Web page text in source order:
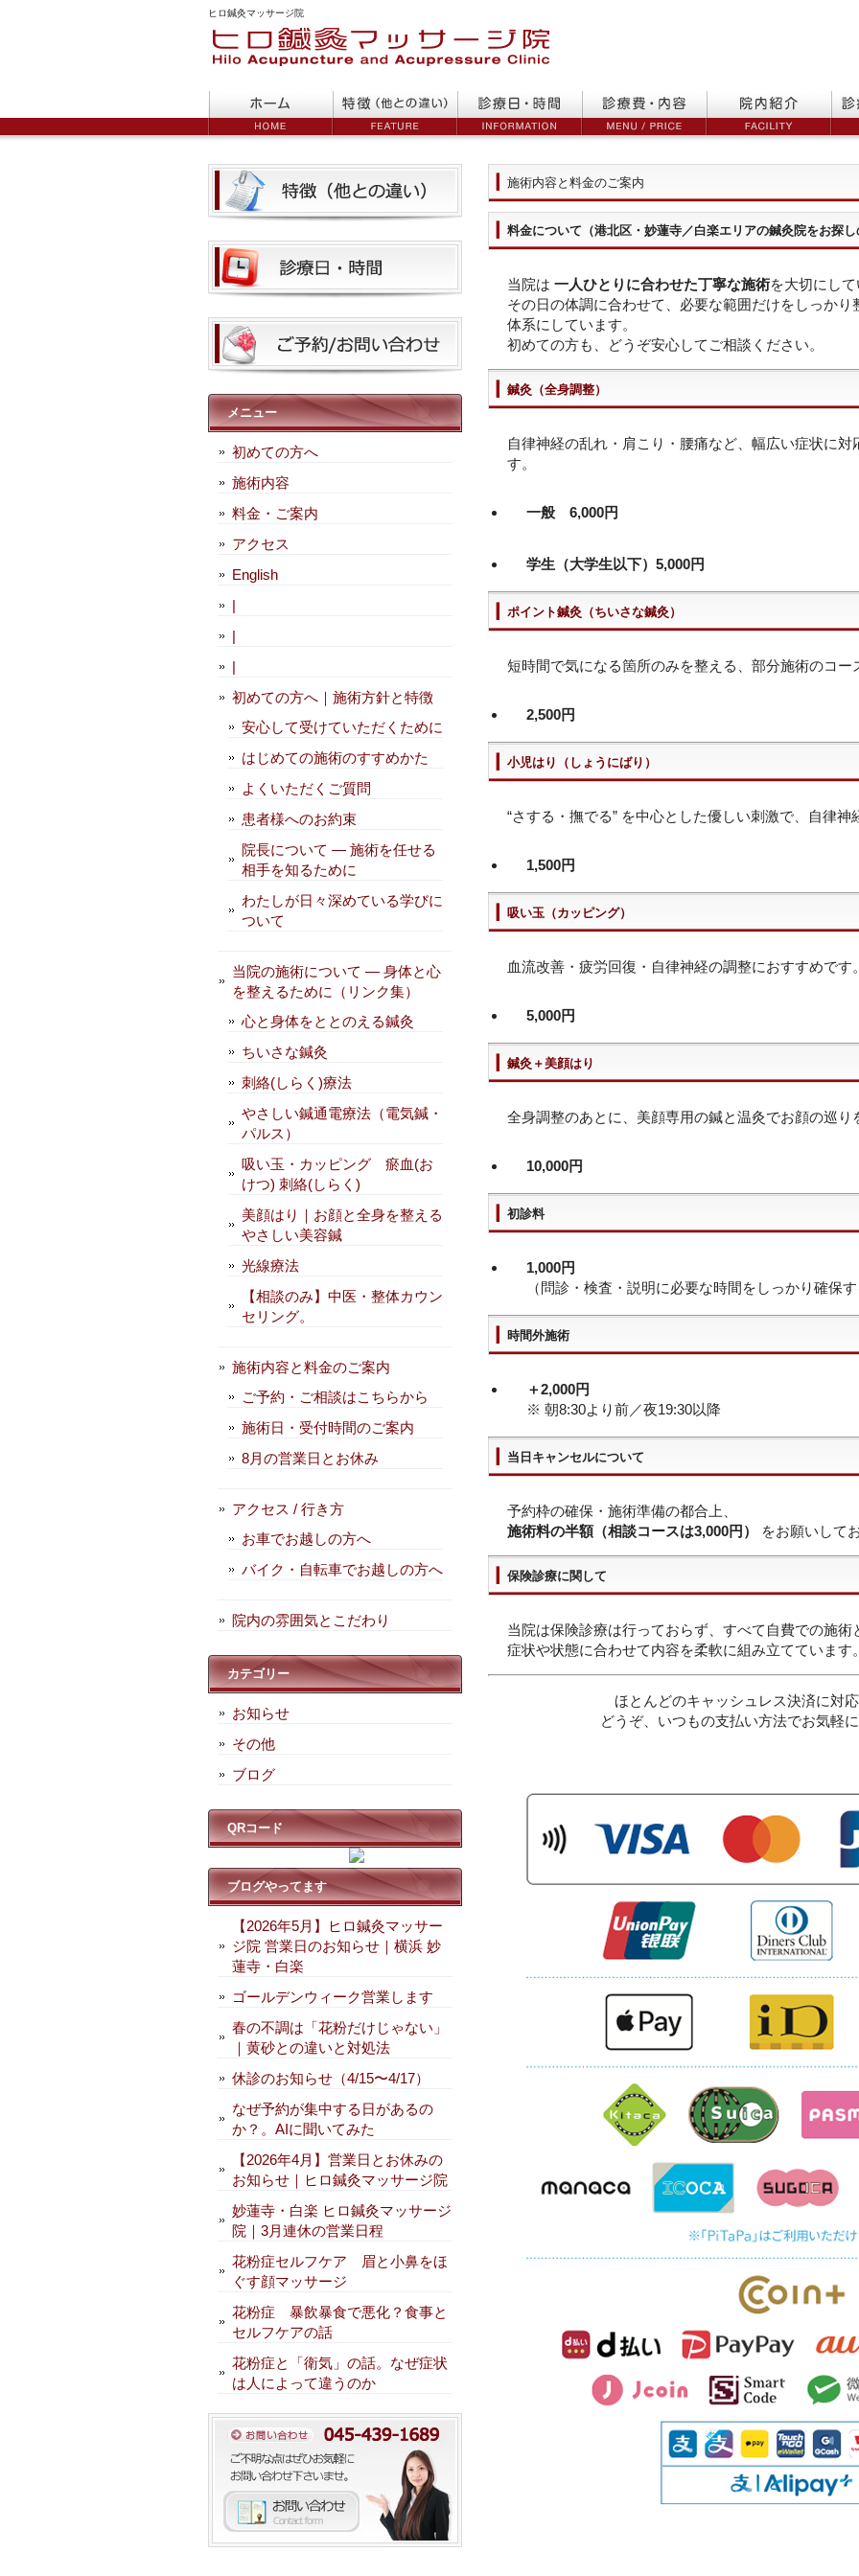
ヒロ鍼灸マッサージ院
施術内容と料金のご案内
料金について（港北区・妙蓮寺／白楽エリアの鍼灸院をお探し
当院は 一人ひとりに合わせた丁寧な施術を大切にして
その日の体調に合わせて、必要な範囲だけをしっか
体系にしています。
初めての方も、どうぞ安心してご相談ください。
鍼灸（全身調整）
自律神経の乱れ・肩こり・腰痛など、幅広い症状に
す。
一般 6,000円
学生（大学生以下）5,000円
ポイント鍼灸（ちいさな鍼灸）
短時間で気になる箇所のみを整える、部分施術のコー
2,500円
小児はり（しょうにばり）
“さする・撫でる” を中心とした優しい刺激で、自律神
1,500円
吸い玉（カッピング）
血流改善・疲労回復・自律神経の調整におすすめです。
5,000円
鍼灸＋美顔はり
全身調整のあとに、美顔専用の鍼と温灸でお顔の巡り
10,000円
初診料
1,000円
（問診・検査・説明に必要な時間をしっかり確保す
時間外施術
＋2,000円
※ 朝8:30より前／夜19:30以降
当日キャンセルについて
予約枠の確保・施術準備の都合上、
施術料の半額（相談コースは3,000円）
をお願いして
保険診療に関して
当院は保険診療は行っておらず、すべて自費での施術
症状や状態に合わせて内容を柔軟に組み立てています。
ほとんどのキャッシュレス決済に対応
どうぞ、いつもの支払い方法でお気軽に
メニュー
初めての方へ
施術内容
料金・ご案内
アクセス
English
|
|
|
初めての方へ｜施術方針と特徴
安心して受けていただくために
はじめての施術のすすめかた
よくいただくご質問
患者様へのお約束
院長について — 施術を任せる
相手を知るために
わたしが日々深めている学びに
ついて
当院の施術について — 身体と心
を整えるために（リンク集）
心と身体をととのえる鍼灸
ちいさな鍼灸
刺絡(しらく)療法
やさしい鍼通電療法（電気鍼・
パルス）
吸い玉・カッピング 瘀血(お
けつ) 刺絡(しらく)
美顔はり｜お顔と全身を整える
やさしい美容鍼
光線療法
【相談のみ】中医・整体カウン
セリング。
施術内容と料金のご案内
ご予約・ご相談はこちらから
施術日・受付時間のご案内
8月の営業日とお休み
アクセス / 行き方
お車でお越しの方へ
バイク・自転車でお越しの方へ
院内の雰囲気とこだわり
カテゴリー
お知らせ
その他
ブログ
QRコード
ブログやってます
【2026年5月】ヒロ鍼灸マッサー
ジ院 営業日のお知らせ｜横浜 妙
蓮寺・白楽
ゴールデンウィーク営業します
春の不調は「花粉だけじゃない」
｜黄砂との違いと対処法
休診のお知らせ（4/15〜4/17）
なぜ予約が集中する日があるの
か？。AIに聞いてみた
【2026年4月】営業日とお休みの
お知らせ｜ヒロ鍼灸マッサージ院
妙蓮寺・白楽 ヒロ鍼灸マッサージ
院｜3月連休の営業日程
花粉症セルフケア 眉と小鼻をほ
ぐす顔マッサージ
花粉症 暴飲暴食で悪化？食事と
セルフケアの話
花粉症と「衛気」の話。なぜ症状
は人によって違うのか